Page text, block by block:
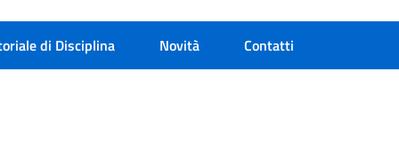
di Disciplina Novità Contatti